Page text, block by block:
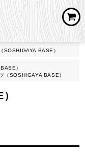
SOSHIGAYA BASE）
）
（SOSHIGAYA BASE）